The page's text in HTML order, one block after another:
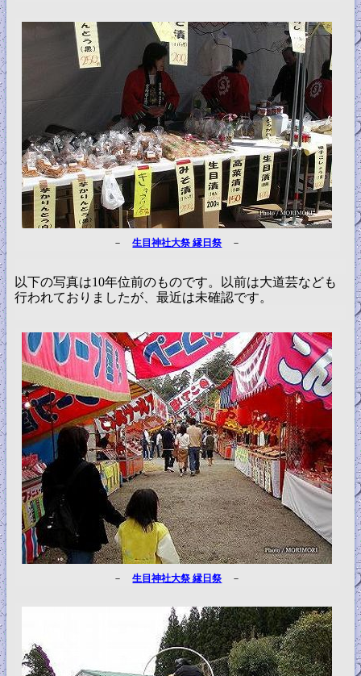
－生目神社大祭 縁日祭 －
以下の写真は10年位前のものです。以前は大道芸なども
行われておりましたが、最近は未確認です。
－生目神社大祭 縁日祭 －